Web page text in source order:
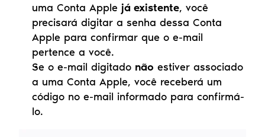
uma Conta Apple já existente, você
precisará digitar a senha dessa Conta
Apple para confirmar que o e-mail
pertence a você.
Se o e-mail digitado não estiver associado
a uma Conta Apple, você receberá um
código no e-mail informado para confirmá-
lo.